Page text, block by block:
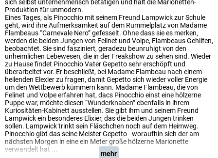
sich selbst unternehmerisch betätigen und hält die Marionetten-
Produktion für unmodern.
Eines Tages, als Pinocchio mit seinem Freund Lampwick zur Schule
geht, wird ihre Aufmerksamkeit auf dem Rummelplatz von Madame
Flambeaus “Carnevale Nero” gefesselt. Ohne dass sie es merken,
werden die beiden Jungen von Felinet und Volpe, Flambeaus Gehilfen,
beobachtet. Sie sind fasziniert, geradezu beunruhigt von den
unheimlichen Lebewesen, die in der Freakshow zu sehen sind. Wieder
zu Hause findet Pinocchio Vater Gepetto sehr erschöpft und
überarbeitet vor. Er beschließt, bei Madame Flambeau nach einem
heilenden Elexier zu fragen, damit Gepetto sich wieder voller Energie
um den Wettbewerb kümmern kann. Madame Flambeau, die von
Felinet und Volpe erfahren hat, dacs Pinocchio einst eine hölzerne
Puppe war, möchte diesen “Wunderknaben” ebenfalls in ihrem
Kuriositäten-Kabinett ausstellen. Sie gibt ihm und seinem Freund
Lampwick ein besonderes Elixier, das die beiden Jungen trinken
sollen. Lampwick trinkt sein Fläschchen noch auf dem Heimweg.
Pinocchio gibt das seine Meister Gepetto - woraufhin sich der am
nächsten Morgen in eine ein Meter große hölzerne Marionette
verwandelt hat ...
mehr